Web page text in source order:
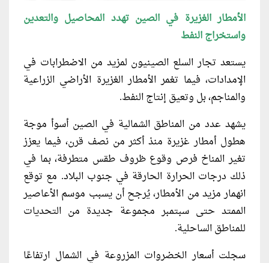
الأمطار الغزيرة في الصين تهدد المحاصيل والتعدين
واستخراج النفط
يستعد تجار السلع الصينيون لمزيد من الاضطرابات في
الإمدادات، فيما تغمر الأمطار الغزيرة الأراضي الزراعية
والمناجم، بل وتعيق إنتاج النفط.
يشهد عدد من المناطق الشمالية في الصين أسوأ موجة
هطول أمطار غزيرة منذ أكثر من نصف قرن، فيما يعزز
تغير المناخ فرص وقوع ظروف طقس متطرفة، بما في
ذلك درجات الحرارة الحارقة في جنوب البلاد. مع توقع
انهمار مزيد من الأمطار، يُرجح أن يسبب موسم الأعاصير
الممتد حتى سبتمبر مجموعة جديدة من التحديات
للمناطق الساحلية.
سجلت أسعار الخضروات المزروعة في الشمال ارتفاعًا